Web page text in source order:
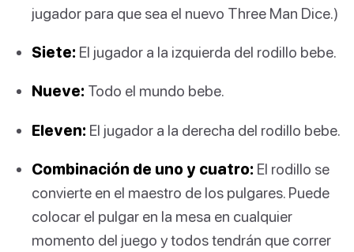
jugador para que sea el nuevo Three Man Dice.)
Siete: El jugador a la izquierda del rodillo bebe.
Nueve: Todo el mundo bebe.
Eleven: El jugador a la derecha del rodillo bebe.
Combinación de uno y cuatro: El rodillo se
convierte en el maestro de los pulgares. Puede
colocar el pulgar en la mesa en cualquier
momento del juego y todos tendrán que correr